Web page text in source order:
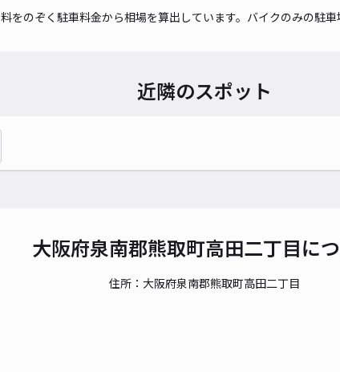
をのぞく駐車料金から相場を算出しています。バイクのみの駐車
近隣のスポット
大阪府泉南郡熊取町高田二丁目に
住所：大阪府泉南郡熊取町高田二丁目